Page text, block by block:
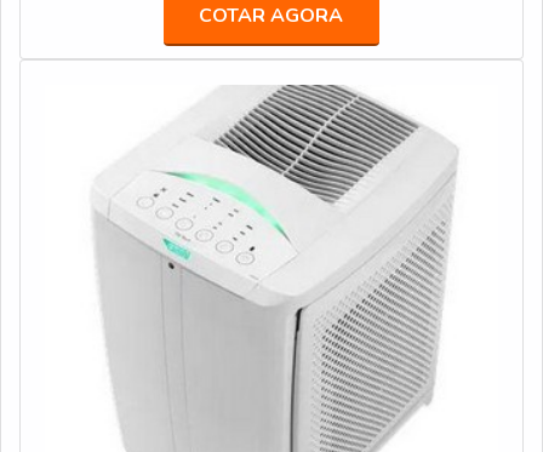
empresa tem em seu escopo bebedouro stilo hermético
e mangueiras atóxicas, oferecendo sempre a melhor
opção para o cliente final.Não obstante, quando falamos
em filtro de água, mais do que visar apenas lucratividade,
deve oferecer produtos e serviços que tenham ótima
qualidade e assertividade, pontos importantes que ficam
de fora no planejamento de empresas que visam apenas
o lucro, deixando a desejar nos outros fatores.É
importante lembrar que o produto deve sempre ser
adquirido com empresas especializadas no segmento.
Esse tipo de cuidado ajuda a garantir a qualidade e
durabilidade dos materiais, além de evitar prejuízos com
substituições frequentes de produtos que não cumprem
com suas funções adequadamente. Assim, é possível
poupar gastos desnecessários.Existem diversos
COTAR AGORA